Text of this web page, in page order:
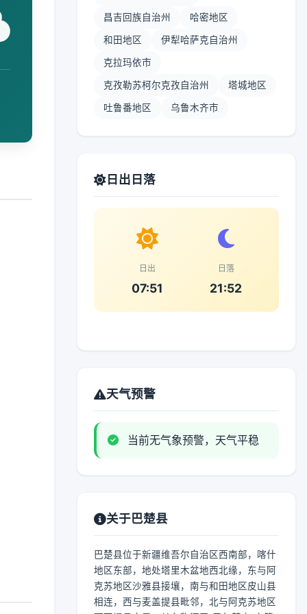
昌吉回族自治州 哈密地区
和田地区 伊犁哈萨克自治州
克拉玛依市
克孜勒苏柯尔克孜自治州 塔城地区
吐鲁番地区 乌鲁木齐市
日出日落
日出
07:51
日落
21:52
天气预警
当前无气象预警，天气平稳
关于巴楚县
巴楚县位于新疆维吾尔自治区西南部，喀什
地区东部，地处塔里木盆地西北缘，东与阿
克苏地区沙雅县接壤，南与和田地区皮山县
相连，西与麦盖提县毗邻，北与阿克苏地区